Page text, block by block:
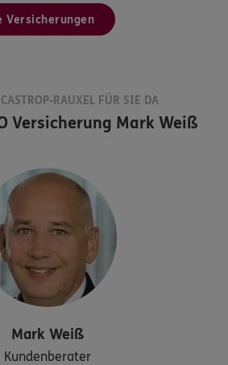
Versicherungen
RAUXEL FÜR SIE DA
Versicherung Mark Weiß
Mark Weiß
Kundenberater